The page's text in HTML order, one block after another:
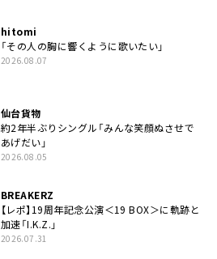
hitomi
「その人の胸に響くように歌いたい」
2026.08.07
仙台貨物
約2年半ぶりシングル「みんな笑顔ぬさせで
あげだい」
2026.08.05
BREAKERZ
【レポ】19周年記念公演＜19 BOX＞に軌跡と
加速「I.K.Z.」
2026.07.31